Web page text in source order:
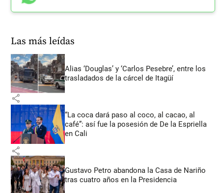
Las más leídas
Alias ‘Douglas’ y ‘Carlos Pesebre’, entre los
trasladados de la cárcel de Itagüí
share
“La coca dará paso al coco, al cacao, al
café”: así fue la posesión de De la Espriella
en Cali
share
Gustavo Petro abandona la Casa de Nariño
tras cuatro años en la Presidencia